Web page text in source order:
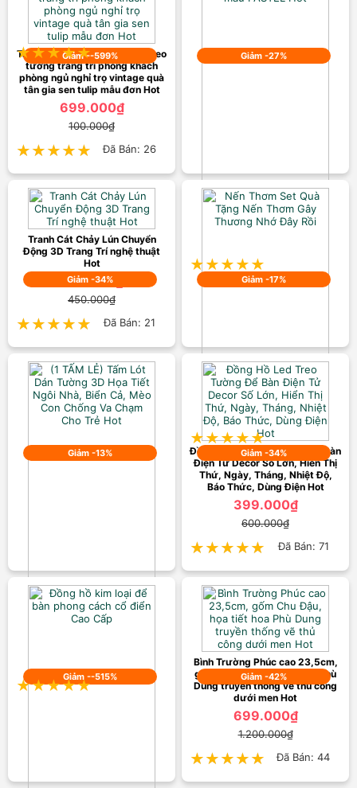
500.000₫
750.000₫
★★★★★
★★★★★ Đã Bán: 15
Giảm --599%
Tranh Hoa decor phòng ngủ treo
tường trang trí phòng khách
phòng ngủ nghỉ trọ vintage quà
tân gia sen tulip mẫu đơn Hot
699.000₫
100.000₫
★★★★★
★★★★★ Đã Bán: 26
Giảm -27%
Bộ các món đồ trang trí bằng
gốm sứ tông màu PASTEL Hot
399.000₫
★★★★★
★★★★★
Giảm -34%
Tranh Cát Chảy Lún Chuyển
Động 3D Trang Trí nghệ thuật
Hot
299.000₫
450.000₫
★★★★★
★★★★★ Đã Bán: 21
Giảm -17%
Nến Thơm Set Quà Tặng Nến
Thơm Gây Thương Nhớ Đây Rồi
250.000₫
300.000₫
★★★★★
★★★★★
Giảm -13%
(1 TẤM LẺ) Tấm Lót Dán Tường
3D Họa Tiết Ngôi Nhà, Biển Cả,
Mèo Con Chống Va Chạm Cho
Trẻ Hot
★★★★★
★★★★★ Đã Bán: 22
Giảm -34%
Đồng Hồ Led Treo Tường Để Bàn
Điện Tử Decor Số Lớn, Hiển Thị
Thứ, Ngày, Tháng, Nhiệt Độ,
Báo Thức, Dùng Điện Hot
399.000₫
600.000₫
★★★★★
★★★★★ Đã Bán: 71
Giảm --515% Giảm -42%
Bình Trường Phúc cao 23,5cm,
gốm Chu Đậu, họa tiết hoa Phù
Dung truyền thống vẽ thủ công
dưới men Hot
699.000₫
1.200.000₫
★★★★★
★★★★★ Đã Bán: 44